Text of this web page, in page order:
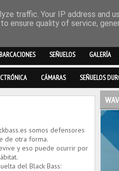
SEÑUELOS GALERÍA
CÁMARAS SEÑUELOS
somos defensores
de otra forma.
y eso puede ocurrir por
del Black Bass:
traffic. Your IP address and
ensure quality of service,